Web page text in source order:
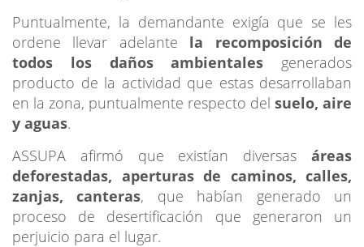
Puntualmente, la demandante exigía que se les
ordene llevar adelante la recomposición de
todos los daños ambientales generados
producto de la actividad que estas desarrollaban
en la zona, puntualmente respecto del suelo, aire
y aguas.
ASSUPA afirmó que existían diversas áreas
deforestadas, aperturas de caminos, calles,
zanjas, canteras, que habían generado un
proceso de desertificación que generaron un
perjuicio para el lugar.